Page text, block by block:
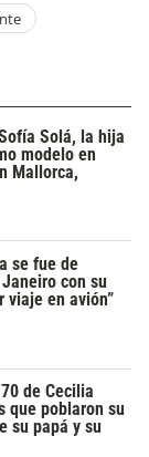
Solá, la hija
modelo en
Mallorca,
se fue de
con su
viaje en avión”
de Cecilia
que poblaron su
su papá y su